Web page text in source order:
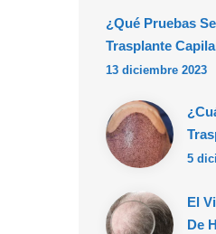
¿Qué Pruebas
Trasplante
13 diciembre 2023
5
El
De